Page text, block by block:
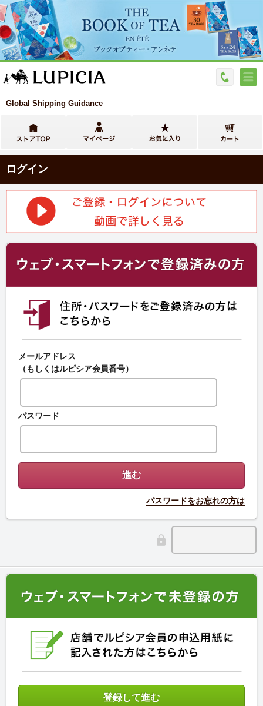
Global Shipping Guidance
ログイン
メールアドレス
（もしくはルピシア会員番号）
パスワード
パスワードをお忘れの方は